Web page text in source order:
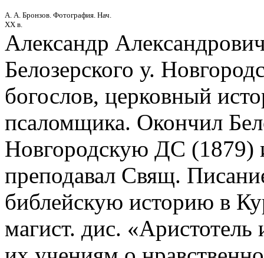
А. А. Бронзов. Фотография. Нач.
XX в.
Александр
Белозерского у.
богослов, церковный
псаломщика. Окончил
Новгородскую ДС
преподавал Свящ.
библейскую историю в
магист. дис.